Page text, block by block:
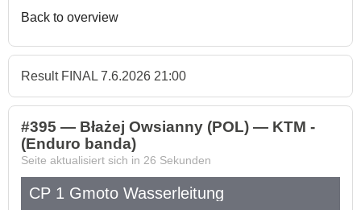
Back to overview
Result FINAL 7.6.2026 21:00
#395 — Błażej Owsianny (POL) — KTM -
(Enduro banda)
Seite aktualisiert sich in 26 Sekunden
CP 1 Gmoto Wasserleitung